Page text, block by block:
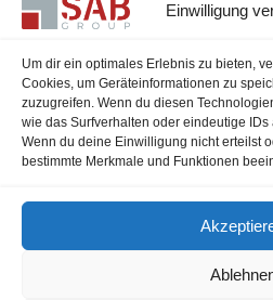
Einwilligung
Um dir ein optimales Erlebnis zu bieten,
Cookies, um Geräteinformationen zu
zuzugreifen. Wenn du diesen
wie das Surfverhalten oder eindeutige
Wenn du deine Einwilligung nicht erteilst
bestimmte Merkmale und Funktionen
Karriere
Impressum
Datenschutzerklärung
Cookie-Richtlinie (EU)